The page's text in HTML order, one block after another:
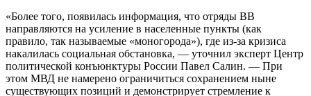
«Более того, появилась информация, что отряды ВВ
направляются на усиление в населенные пункты (как
правило, так называемые «моногорода»), где из-за кризиса
накалилась социальная обстановка, — уточнил эксперт Центр
политической конъюнктуры России Павел Салин. — При
этом МВД не намерено ограничиться сохранением ныне
существующих позиций и демонстрирует стремление к